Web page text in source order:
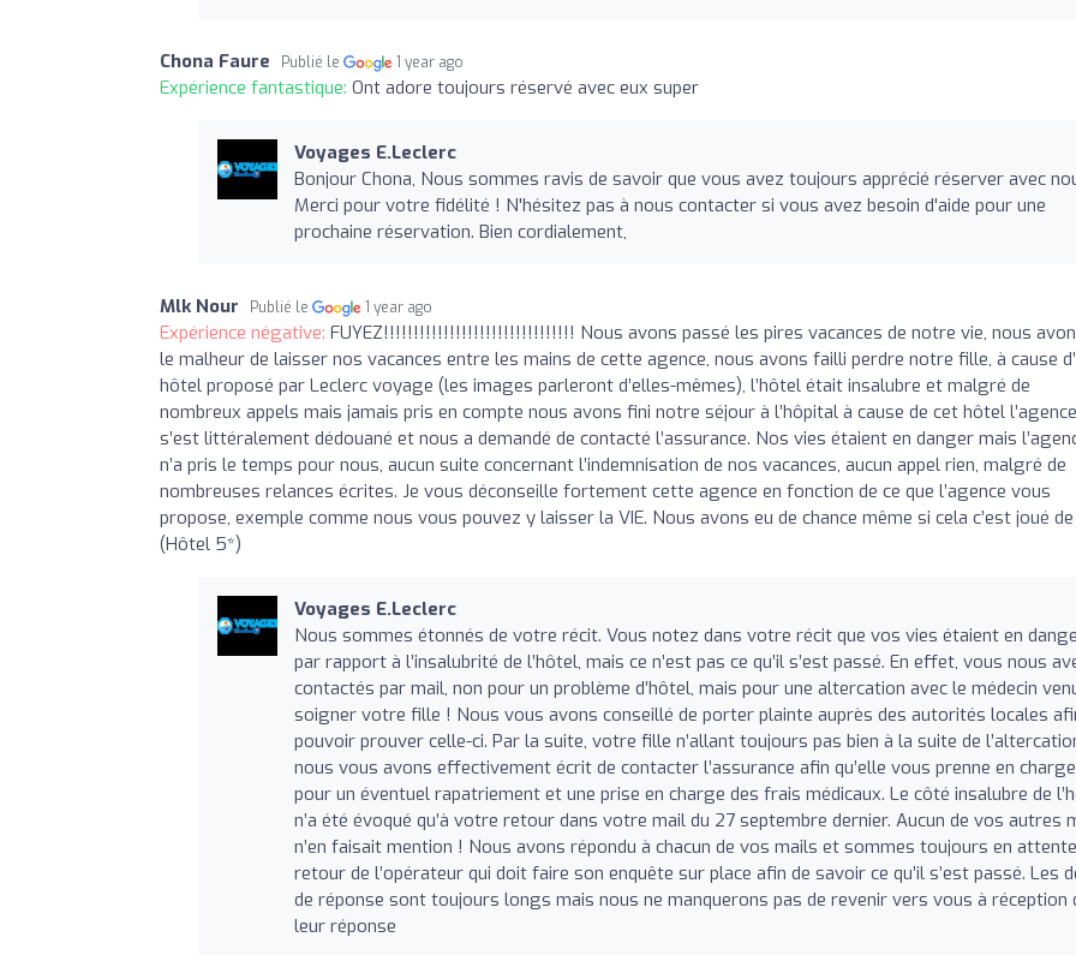
Chona Faure Publié le 1 year ago
Expérience fantastique: Ont adore toujours réservé avec eux super
Voyages E.Leclerc
Bonjour Chona, Nous sommes ravis de savoir que vous avez toujours apprécié réserver avec
Merci pour votre fidélité ! N'hésitez pas à nous contacter si vous avez besoin d'aide pour une
prochaine réservation. Bien cordialement,
Mlk Nour Publié le 1 year ago
Expérience négative: FUYEZ!!!!!!!!!!!!!!!!!!!!!!!!!!!!!!!! Nous avons passé les pires vacances de notre vie, nous
le malheur de laisser nos vacances entre les mains de cette agence, nous avons failli perdre notre fille, à cause
hôtel proposé par Leclerc voyage (les images parleront d’elles-mêmes), l’hôtel était insalubre et malgré de
nombreux appels mais jamais pris en compte nous avons fini notre séjour à l’hôpital à cause de cet hôtel l’agence
s’est littéralement dédouané et nous a demandé de contacté l’assurance. Nos vies étaient en danger mais
n’a pris le temps pour nous, aucun suite concernant l’indemnisation de nos vacances, aucun appel rien, malgré de
nombreuses relances écrites. Je vous déconseille fortement cette agence en fonction de ce que l’agence vous
propose, exemple comme nous vous pouvez y laisser la VIE. Nous avons eu de chance même si cela c’est joué de
(Hôtel 5*)
Voyages E.Leclerc
Nous sommes étonnés de votre récit. Vous notez dans votre récit que vos vies étaient en
par rapport à l’insalubrité de l’hôtel, mais ce n’est pas ce qu’il s’est passé. En effet, vous nous
contactés par mail, non pour un problème d’hôtel, mais pour une altercation avec le médecin
soigner votre fille ! Nous vous avons conseillé de porter plainte auprès des autorités locales
pouvoir prouver celle-ci. Par la suite, votre fille n’allant toujours pas bien à la suite de
nous vous avons effectivement écrit de contacter l’assurance afin qu’elle vous prenne en charge
pour un éventuel rapatriement et une prise en charge des frais médicaux. Le côté insalubre de
n’a été évoqué qu’à votre retour dans votre mail du 27 septembre dernier. Aucun de vos autres
n’en faisait mention ! Nous avons répondu à chacun de vos mails et sommes toujours en
retour de l’opérateur qui doit faire son enquête sur place afin de savoir ce qu’il s’est passé. Les
de réponse sont toujours longs mais nous ne manquerons pas de revenir vers vous à réception
leur réponse